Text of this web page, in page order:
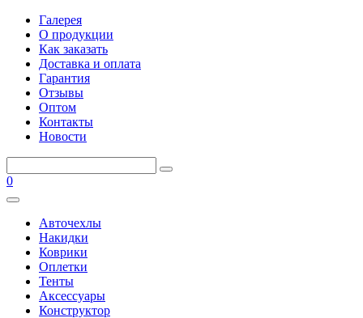
Галерея
О продукции
Как заказать
Доставка и оплата
Гарантия
Отзывы
Оптом
Контакты
Новости
0
Авточехлы
Накидки
Коврики
Оплетки
Тенты
Аксессуары
Конструктор